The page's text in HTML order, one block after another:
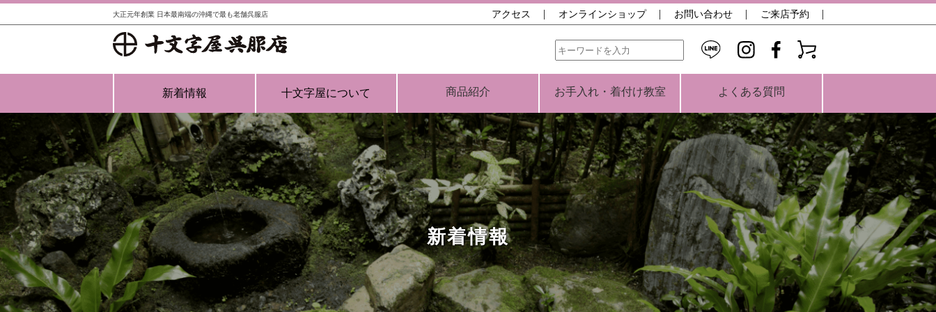
大正元年創業 日本最南端の沖縄で最も老舗呉服店 アクセス オンラインショップ お問い合わせ ご来店予約
新着情報 十文字屋について 商品紹介 お手入れ・着付け教室 よくある質問
新着情報